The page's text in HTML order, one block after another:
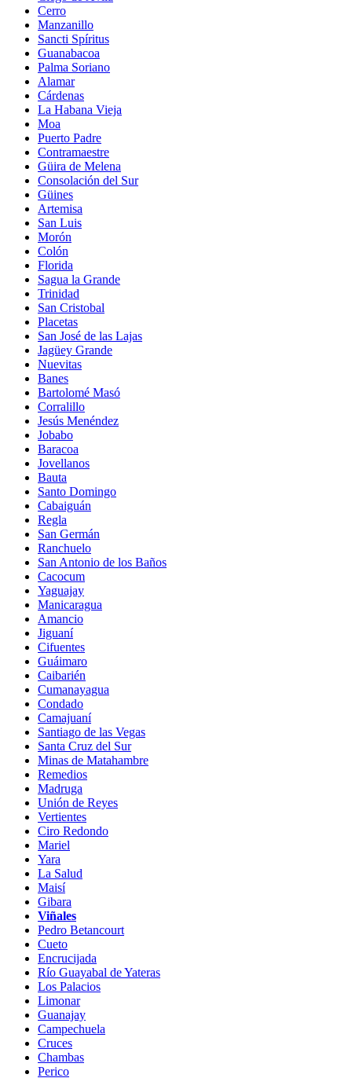
Cerro
Manzanillo
Sancti Spíritus
Guanabacoa
Palma Soriano
Alamar
Cárdenas
La Habana Vieja
Moa
Puerto Padre
Contramaestre
Güira de Melena
Consolación del Sur
Güines
Artemisa
San Luis
Morón
Colón
Florida
Sagua la Grande
Trinidad
San Cristobal
Placetas
San José de las Lajas
Jagüey Grande
Nuevitas
Banes
Bartolomé Masó
Corralillo
Jesús Menéndez
Jobabo
Baracoa
Jovellanos
Bauta
Santo Domingo
Cabaiguán
Regla
San Germán
Ranchuelo
San Antonio de los Baños
Cacocum
Yaguajay
Manicaragua
Amancio
Jiguaní
Cifuentes
Guáimaro
Caibarién
Cumanayagua
Condado
Camajuaní
Santiago de las Vegas
Santa Cruz del Sur
Minas de Matahambre
Remedios
Madruga
Unión de Reyes
Vertientes
Ciro Redondo
Mariel
Yara
La Salud
Maisí
Gibara
Viñales
Pedro Betancourt
Cueto
Encrucijada
Río Guayabal de Yateras
Los Palacios
Limonar
Guanajay
Campechuela
Cruces
Chambas
Perico